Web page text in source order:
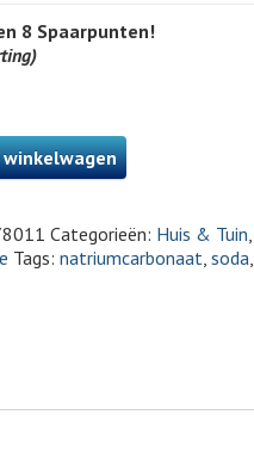
8 Spaarpunten!
Categorieën: Huis & Tuin,
Tags: natriumcarbonaat, soda,